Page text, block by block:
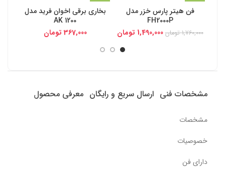
فن هیتر پارس خزر مدل
FH2000P
1,760,000 تومان 1,490,000 تومان
بخاری برقی اخوان فرید مدل
AK 1200
367,000 تومان
مشخصات فنی ارسال سریع و رایگان معرفی محصول
مشخصات
خصوصیات
دارای فن